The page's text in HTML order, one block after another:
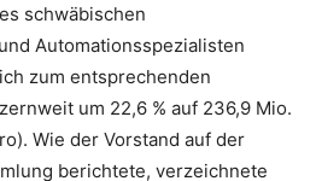
schwäbischen
Automationsspezialisten
zum entsprechenden
um 22,6 % auf 236,9 Mio.
Wie der Vorstand auf der
berichtete, verzeichnete